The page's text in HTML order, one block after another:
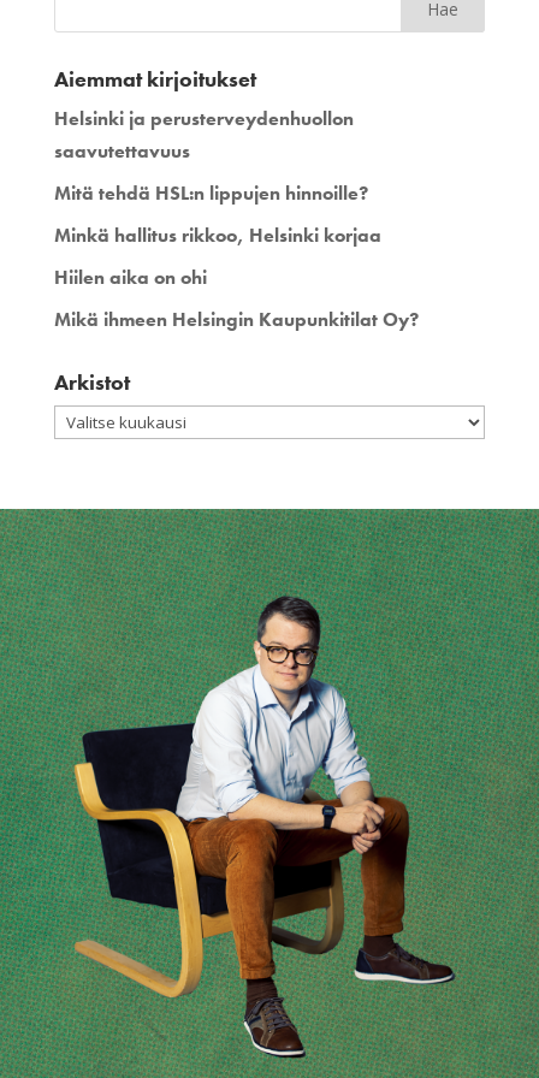
Aiemmat kirjoitukset
Helsinki ja perusterveydenhuollon
saavutettavuus
Mitä tehdä HSL:n lippujen hinnoille?
Minkä hallitus rikkoo, Helsinki korjaa
Hiilen aika on ohi
Mikä ihmeen Helsingin Kaupunkitilat Oy?
Arkistot
Arkistot